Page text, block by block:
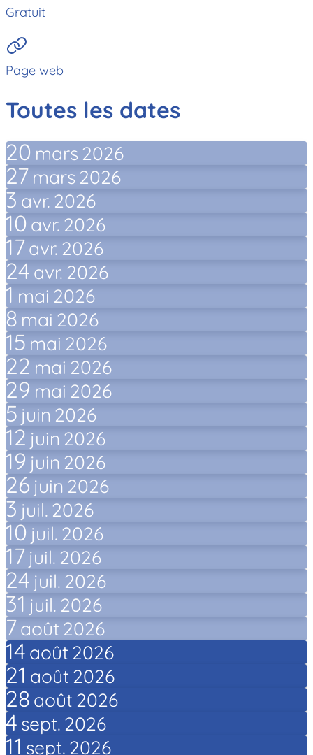
Gratuit
Page web
Toutes les dates
20 mars 2026
27 mars2026
3 avr. 2026
10 avr. 2026
17avr. 2026
24 avr. 2026
1 mai 2026
8 mai 2026
15 mai 2026
22 mai 2026
29 mai 2026
5 juin 2026
12 juin 2026
19 juin 2026
26 juin 2026
3 juil. 2026
10 juil. 2026
17 juil. 2026
24 juil. 2026
31 juil. 2026
7août 2026
14 août 2026
21 août 2026
28 août 2026
4 sept. 2026
11 sept. 2026